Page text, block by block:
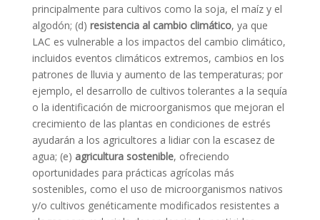
principalmente para cultivos como la soja, el maíz y el
algodón; (d) resistencia al cambio climático, ya que
LAC es vulnerable a los impactos del cambio climático,
incluidos eventos climáticos extremos, cambios en los
patrones de lluvia y aumento de las temperaturas; por
ejemplo, el desarrollo de cultivos tolerantes a la sequía
o la identificación de microorganismos que mejoran el
crecimiento de las plantas en condiciones de estrés
ayudarán a los agricultores a lidiar con la escasez de
agua; (e) agricultura sostenible, ofreciendo
oportunidades para prácticas agrícolas más
sostenibles, como el uso de microorganismos nativos
y/o cultivos genéticamente modificados resistentes a